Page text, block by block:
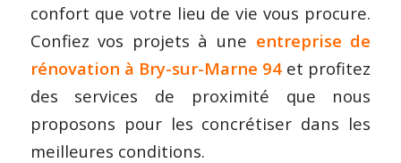
confort que votre lieu de vie vous procure.
Confiez vos projets à une entreprise de
rénovation à Bry-sur-Marne 94 et profitez
des services de proximité que nous
proposons pour les concrétiser dans les
meilleures conditions.